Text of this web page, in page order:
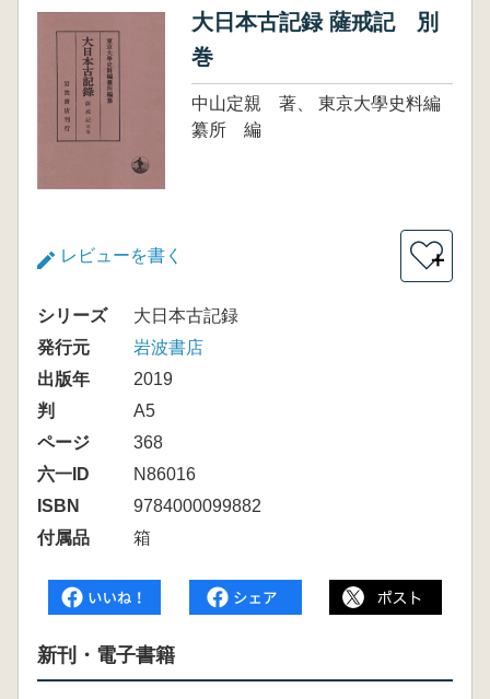
大日本古記録 薩戒記 別
巻
中山定親 著、 東京大學史料編
纂所 編
レビューを書く ＋
シリーズ
大日本古記録
発行元
岩波書店
出版年
2019
判
A5
ページ
368
六一ID
N86016
ISBN
9784000099882
付属品
箱
新刊・電子書籍